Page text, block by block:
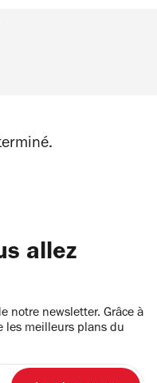
allez
notre newsletter. Grâce à
les meilleurs plans du